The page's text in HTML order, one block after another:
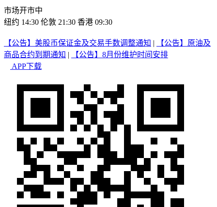
市场开市中
纽约 14:30 伦敦 21:30 香港 09:30
【公告】美股币保证金及交易手数调整通知 |
【公告】原油及
商品合约到期通知 |
【公告】8月份维护时间安排
APP下载